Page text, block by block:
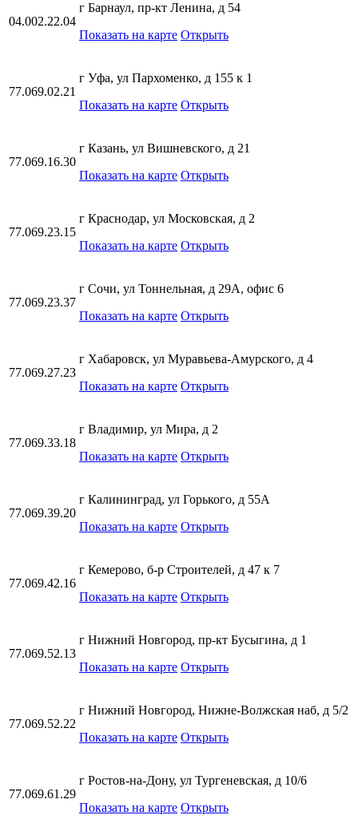
04.002.22.04
г Барнаул, пр-кт Ленина, д 54
Показать на карте Открыть
77.069.02.21
г Уфа, ул Пархоменко, д 155 к 1
Показать на карте Открыть
77.069.16.30
г Казань, ул Вишневского, д 21
Показать на карте Открыть
77.069.23.15
г Краснодар, ул Московская, д 2
Показать на карте Открыть
77.069.23.37
г Сочи, ул Тоннельная, д 29А, офис 6
Показать на карте Открыть
77.069.27.23
г Хабаровск, ул Муравьева-Амурского, д 4
Показать на карте Открыть
77.069.33.18
г Владимир, ул Мира, д 2
Показать на карте Открыть
77.069.39.20
г Калининград, ул Горького, д 55А
Показать на карте Открыть
77.069.42.16
г Кемерово, б-р Строителей, д 47 к 7
Показать на карте Открыть
77.069.52.13
г Нижний Новгород, пр-кт Бусыгина, д 1
Показать на карте Открыть
77.069.52.22
г Нижний Новгород, Нижне-Волжская наб, д 5/2
Показать на карте Открыть
77.069.61.29
г Ростов-на-Дону, ул Тургеневская, д 10/6
Показать на карте Открыть